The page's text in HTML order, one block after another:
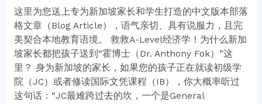
这里为您送上专为新加坡家长和学生打造的中文版本部落
格文章（Blog Article），语气亲切、具有说服力，且完
美契合本地教育语境。 救救A-Level经济学！为什么新加
坡家长都把孩子送到“霍博士（Dr. Anthony Fok）”这
里？ 身为新加坡的家长，如果您的孩子正在就读初级学
院（JC）或者修读国际文凭课程（IB），你大概率听过
这句话：“JC最难跨过去的坎，一个是General
什
么
新
加
坡
家
长